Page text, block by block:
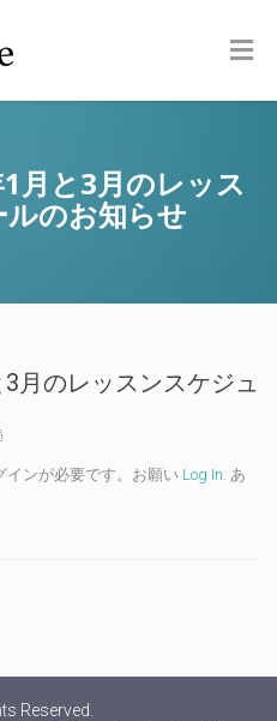
月と3月のレッス
のお知らせ
3月のレッスンスケジュ
インが必要です。お願い Log In. あ
Reserved.